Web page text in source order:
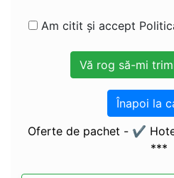
Am citit și accept
Înapoi la
Oferte de pachet - ✔️
***